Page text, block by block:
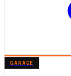
GARAGE